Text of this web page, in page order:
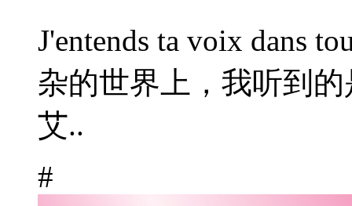
J'entends ta voix dans
杂的世界上，我听到
艾..
#